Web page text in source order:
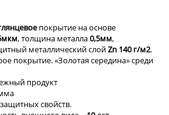
покрытие на основе
, толщина металла0,5мм,
металлический слойZn 140г/м2.
покрытие. «Золотая середина» среди
продукт
свойств.